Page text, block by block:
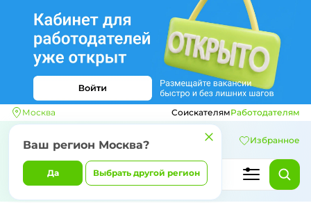
Москва
Ваш регион Москва?
Да Выбрать другой регион
СоискателямРаботодателям
Избранное